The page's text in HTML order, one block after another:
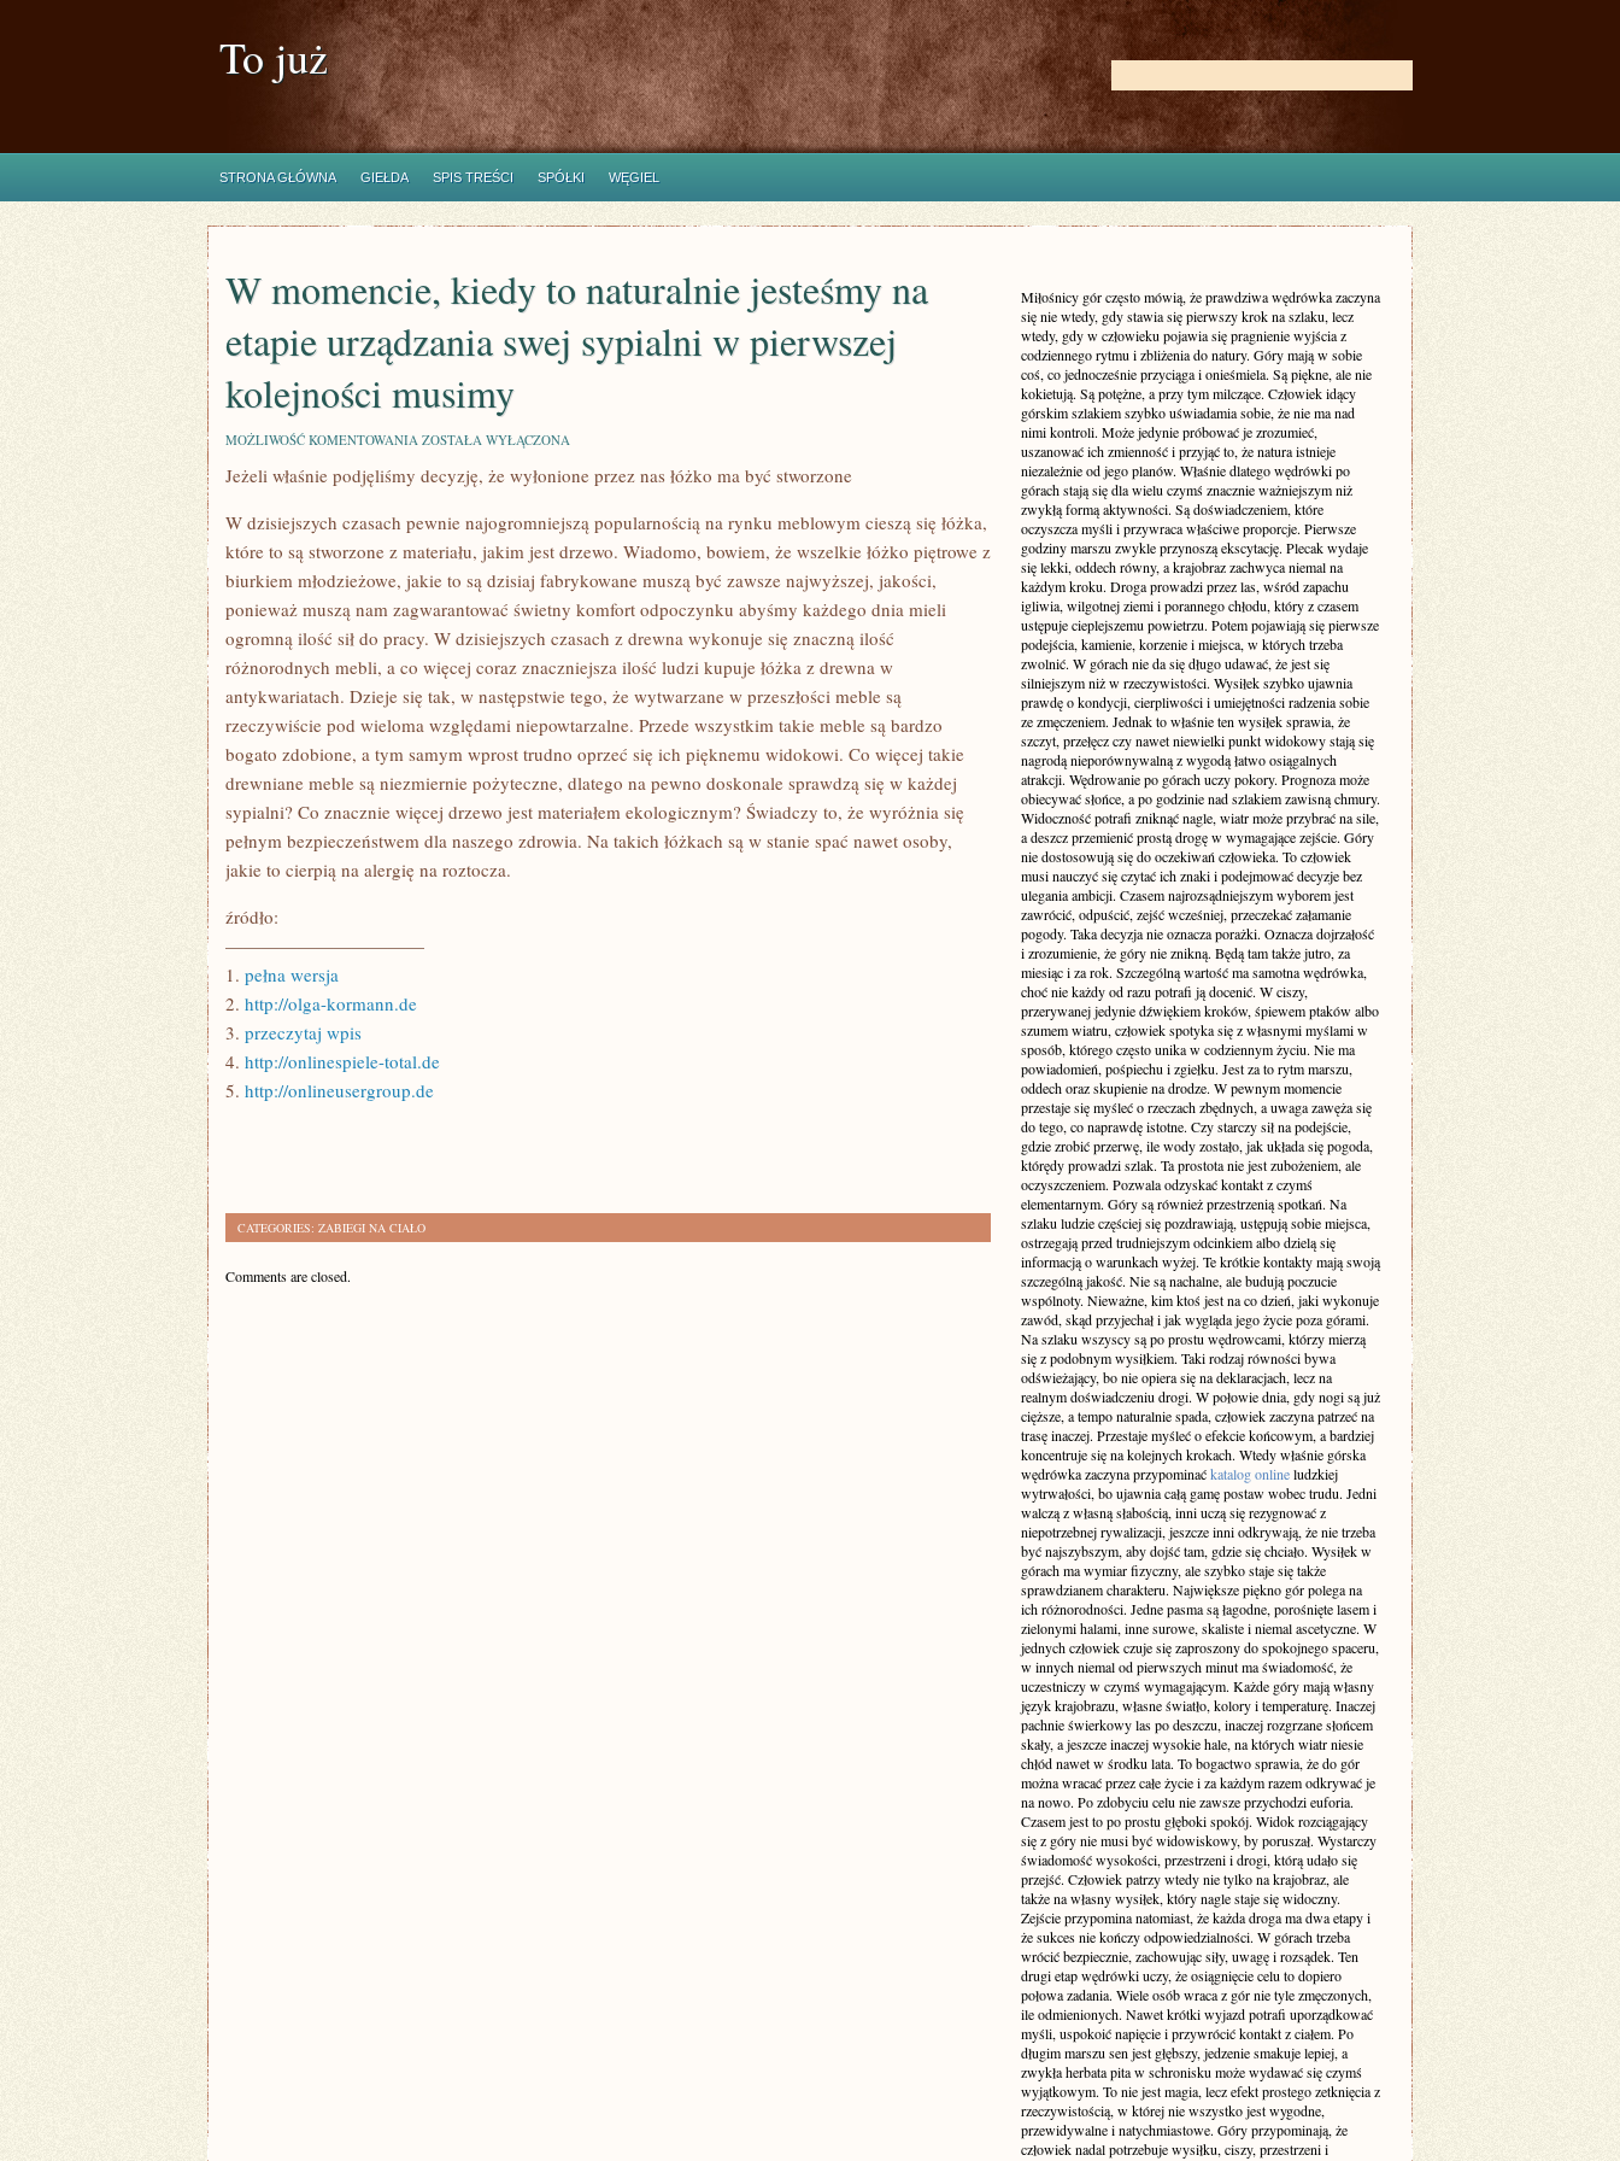
To już
STRONA GŁÓWNA GIEŁDA SPIS TREŚCI SPÓŁKI WĘGIEL
W momencie, kiedy to naturalnie jesteśmy na
etapie urządzania swej sypialni w pierwszej
kolejności musimy
MOŻLIWOŚĆ KOMENTOWANIA W
KIEDY
JESTEŚMY
NA
ETAPIE
URZĄDZANIA
SYPIALNI
W
KOLEJNOŚCI
MUSIMY
ZOSTAŁA WYŁĄCZONA
Jeżeli właśnie podjęliśmy decyzję, że wyłonione przez nas łóżko ma być stworzone
W dzisiejszych czasach pewnie najogromniejszą popularnością na rynku meblowym cieszą się łóżka,
które to są stworzone z materiału, jakim jest drzewo. Wiadomo, bowiem, że wszelkie łóżko piętrowe z
biurkiem młodzieżowe, jakie to są dzisiaj fabrykowane muszą być zawsze najwyższej, jakości,
ponieważ muszą nam zagwarantować świetny komfort odpoczynku abyśmy każdego dnia mieli
ogromną ilość sił do pracy. W dzisiejszych czasach z drewna wykonuje się znaczną ilość
różnorodnych mebli, a co więcej coraz znaczniejsza ilość ludzi kupuje łóżka z drewna w
antykwariatach. Dzieje się tak, w następstwie tego, że wytwarzane w przeszłości meble są
rzeczywiście pod wieloma względami niepowtarzalne. Przede wszystkim takie meble są bardzo
bogato zdobione, a tym samym wprost trudno oprzeć się ich pięknemu widokowi. Co więcej takie
drewniane meble są niezmiernie pożyteczne, dlatego na pewno doskonale sprawdzą się w każdej
sypialni? Co znacznie więcej drzewo jest materiałem ekologicznym? Świadczy to, że wyróżnia się
pełnym bezpieczeństwem dla naszego zdrowia. Na takich łóżkach są w stanie spać nawet osoby,
jakie to cierpią na alergię na roztocza.
źródło:
———————————
1. pełna wersja
2. http://olga-kormann.de
3. przeczytaj wpis
4. http://onlinespiele-total.de
5. http://onlineusergroup.de
CATEGORIES: ZABIEGI NA CIAŁO
Comments are closed.
Miłośnicy gór często mówią, że prawdziwa wędrówka zaczyna
się nie wtedy, gdy stawia się pierwszy krok na szlaku, lecz
wtedy, gdy w człowieku pojawia się pragnienie wyjścia z
codziennego rytmu i zbliżenia do natury. Góry mają w sobie
coś, co jednocześnie przyciąga i onieśmiela. Są piękne, ale nie
kokietują. Są potężne, a przy tym milczące. Człowiek idący
górskim szlakiem szybko uświadamia sobie, że nie ma nad
nimi kontroli. Może jedynie próbować je zrozumieć,
uszanować ich zmienność i przyjąć to, że natura istnieje
niezależnie od jego planów. Właśnie dlatego wędrówki po
górach stają się dla wielu czymś znacznie ważniejszym niż
zwykłą formą aktywności. Są doświadczeniem, które
oczyszcza myśli i przywraca właściwe proporcje. Pierwsze
godziny marszu zwykle przynoszą ekscytację. Plecak wydaje
się lekki, oddech równy, a krajobraz zachwyca niemal na
każdym kroku. Droga prowadzi przez las, wśród zapachu
igliwia, wilgotnej ziemi i porannego chłodu, który z czasem
ustępuje cieplejszemu powietrzu. Potem pojawiają się pierwsze
podejścia, kamienie, korzenie i miejsca, w których trzeba
zwolnić. W górach nie da się długo udawać, że jest się
silniejszym niż w rzeczywistości. Wysiłek szybko ujawnia
prawdę o kondycji, cierpliwości i umiejętności radzenia sobie
ze zmęczeniem. Jednak to właśnie ten wysiłek sprawia, że
szczyt, przełęcz czy nawet niewielki punkt widokowy stają się
nagrodą nieporównywalną z wygodą łatwo osiągalnych
atrakcji. Wędrowanie po górach uczy pokory. Prognoza może
obiecywać słońce, a po godzinie nad szlakiem zawisną chmury.
Widoczność potrafi zniknąć nagle, wiatr może przybrać na sile,
a deszcz przemienić prostą drogę w wymagające zejście. Góry
nie dostosowują się do oczekiwań człowieka. To człowiek
musi nauczyć się czytać ich znaki i podejmować decyzje bez
ulegania ambicji. Czasem najrozsądniejszym wyborem jest
zawrócić, odpuścić, zejść wcześniej, przeczekać załamanie
pogody. Taka decyzja nie oznacza porażki. Oznacza dojrzałość
i zrozumienie, że góry nie znikną. Będą tam także jutro, za
miesiąc i za rok. Szczególną wartość ma samotna wędrówka,
choć nie każdy od razu potrafi ją docenić. W ciszy,
przerywanej jedynie dźwiękiem kroków, śpiewem ptaków albo
szumem wiatru, człowiek spotyka się z własnymi myślami w
sposób, którego często unika w codziennym życiu. Nie ma
powiadomień, pośpiechu i zgiełku. Jest za to rytm marszu,
oddech oraz skupienie na drodze. W pewnym momencie
przestaje się myśleć o rzeczach zbędnych, a uwaga zawęża się
do tego, co naprawdę istotne. Czy starczy sił na podejście,
gdzie zrobić przerwę, ile wody zostało, jak układa się pogoda,
którędy prowadzi szlak. Ta prostota nie jest zubożeniem, ale
oczyszczeniem. Pozwala odzyskać kontakt z czymś
elementarnym. Góry są również przestrzenią spotkań. Na
szlaku ludzie częściej się pozdrawiają, ustępują sobie miejsca,
ostrzegają przed trudniejszym odcinkiem albo dzielą się
informacją o warunkach wyżej. Te krótkie kontakty mają swoją
szczególną jakość. Nie są nachalne, ale budują poczucie
wspólnoty. Nieważne, kim ktoś jest na co dzień, jaki wykonuje
zawód, skąd przyjechał i jak wygląda jego życie poza górami.
Na szlaku wszyscy są po prostu wędrowcami, którzy mierzą
się z podobnym wysiłkiem. Taki rodzaj równości bywa
odświeżający, bo nie opiera się na deklaracjach, lecz na
realnym doświadczeniu drogi. W połowie dnia, gdy nogi są już
cięższe, a tempo naturalnie spada, człowiek zaczyna patrzeć na
trasę inaczej. Przestaje myśleć o efekcie końcowym, a bardziej
koncentruje się na kolejnych krokach. Wtedy właśnie górska
wędrówka zaczyna przypominaćkatalog onlineludzkiej
wytrwałości, bo ujawnia całą gamę postaw wobec trudu. Jedni
walczą z własną słabością, inni uczą się rezygnować z
niepotrzebnej rywalizacji, jeszcze inni odkrywają, że nie trzeba
być najszybszym, aby dojść tam, gdzie się chciało. Wysiłek w
górach ma wymiar fizyczny, ale szybko staje się także
sprawdzianem charakteru. Największe piękno gór polega na
ich różnorodności. Jedne pasma są łagodne, porośnięte lasem i
zielonymi halami, inne surowe, skaliste i niemal ascetyczne. W
jednych człowiek czuje się zaproszony do spokojnego spaceru,
w innych niemal od pierwszych minut ma świadomość, że
uczestniczy w czymś wymagającym. Każde góry mają własny
język krajobrazu, własne światło, kolory i temperaturę. Inaczej
pachnie świerkowy las po deszczu, inaczej rozgrzane słońcem
skały, a jeszcze inaczej wysokie hale, na których wiatr niesie
chłód nawet w środku lata. To bogactwo sprawia, że do gór
można wracać przez całe życie i za każdym razem odkrywać je
na nowo. Po zdobyciu celu nie zawsze przychodzi euforia.
Czasem jest to po prostu głęboki spokój. Widok rozciągający
się z góry nie musi być widowiskowy, by poruszał. Wystarczy
świadomość wysokości, przestrzeni i drogi, którą udało się
przejść. Człowiek patrzy wtedy nie tylko na krajobraz, ale
także na własny wysiłek, który nagle staje się widoczny.
Zejście przypomina natomiast, że każda droga ma dwa etapy i
że sukces nie kończy odpowiedzialności. W górach trzeba
wrócić bezpiecznie, zachowując siły, uwagę i rozsądek. Ten
drugi etap wędrówki uczy, że osiągnięcie celu to dopiero
połowa zadania. Wiele osób wraca z gór nie tyle zmęczonych,
ile odmienionych. Nawet krótki wyjazd potrafi uporządkować
myśli, uspokoić napięcie i przywrócić kontakt z ciałem. Po
długim marszu sen jest głębszy, jedzenie smakuje lepiej, a
zwykła herbata pita w schronisku może wydawać się czymś
wyjątkowym. To nie jest magia, lecz efekt prostego zetknięcia z
rzeczywistością, w której nie wszystko jest wygodne,
przewidywalne i natychmiastowe. Góry przypominają, że
człowiek nadal potrzebuje wysiłku, ciszy, przestrzeni i